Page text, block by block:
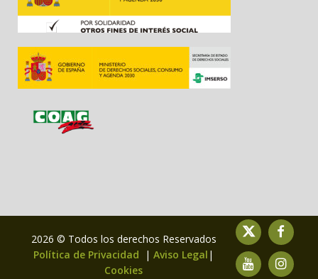
2026 © Todos los derechos Reservados
Política de Privacidad
| Aviso Legal |
Cookies